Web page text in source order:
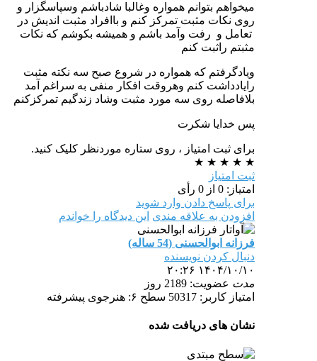
میخواهم بتوانم همواره وغالبا شادباشم وسپاسگزار و
روی نکات مثبت تمرکز کنم و باافراد مثبت اندیش در
تعامل و رفت وآمد باشم و همیشه بکوشم که نکات
مثبتم راثبت کنم
ویادگرفتم که همواره در شروع صبح سه نکته مثبت
رایادداشت کنم وهروقت افکار منفی به سراغم آمد
بلافاصله روی سه مورد مثبت وشاد زندگیم تمرکزکنم
پس خدایا شکرت
برای ثبت امتیاز ، روی ستاره موردنظر کلیک کنید.
★
★
★
★
★
ثبت امتیاز
امتیاز: 0 از 0 رأی
برای پاسخ دادن وارد شوید
افزودن به علاقه مندی این دیدگاه را خواندم
فرزانه ابوالحسنی (54 ساله)
دنبال کردن نویسنده
۱۴۰۴/۱۰/۱۰ ۲۰:۲۶
مدت عضویت: 2189 روز
امتیاز کاربر: 50317
سطح ۶: هنرجوی پیشرفته
نشان های دریافت شده